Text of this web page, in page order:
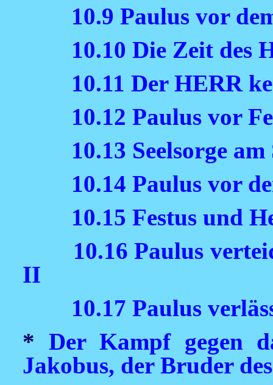
10.9 Paulus vor
10.10 Die Zeit des
10.11 Der HERR
10.12 Paulus vor
10.13 Seelsorge
10.14 Paulus vor
10.15 Festus und
10.16 Paulus
II
10.17 Paulus
* Der Kampf gegen
Jakobus, der Bruder